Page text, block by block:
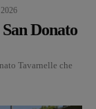
Donato
Tavarnelle che